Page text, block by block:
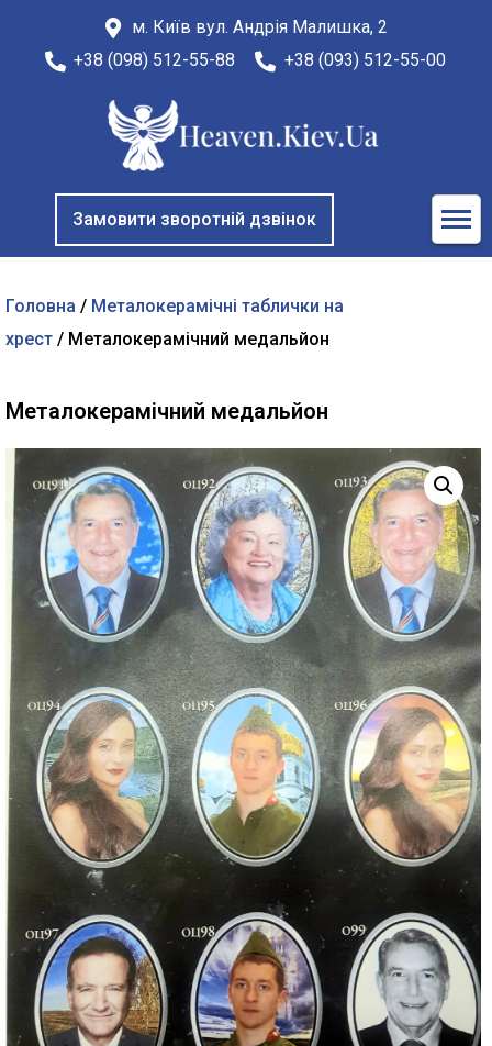
м. Київ вул. Андрія Малишка, 2
+38 (098) 512-55-88
+38 (093) 512-55-00
Замовити зворотній дзвінок
Головна / Металокерамічні таблички на
хрест / Металокерамічний медальйон
Металокерамічний медальйон